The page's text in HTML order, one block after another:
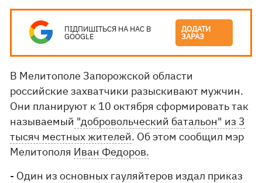
ПІДПИШІТЬСЯ НА НАС В
GOOGLE
ДОДАТИ
ЗАРАЗ
В Мелитополе Запорожской области
российские захватчики разыскивают мужчин.
Они планируют к 10 октября сформировать так
называемый "добровольческий батальон" из 3
тысяч местных жителей. Об этом сообщил мэр
Мелитополя Иван Федоров.
- Один из основных гауляйтеров издал приказ